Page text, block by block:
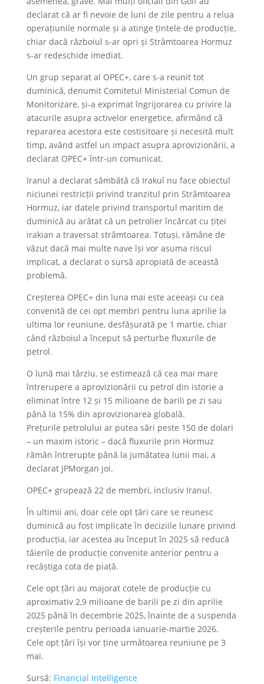
declarat că ar fi nevoie de luni de zile pentru a relua
operațiunile normale și a atinge țintele de producție,
chiar dacă războiul s-ar opri și Strâmtoarea Hormuz
s-ar redeschide imediat.
Un grup separat al OPEC+, care s-a reunit tot
duminică, denumit Comitetul Ministerial Comun de
Monitorizare, și-a exprimat îngrijorarea cu privire la
atacurile asupra activelor energetice, afirmând că
repararea acestora este costisitoare și necesită mult
timp, având astfel un impact asupra aprovizionării, a
declarat OPEC+ într-un comunicat.
Iranul a declarat sâmbătă că Irakul nu face obiectul
niciunei restricții privind tranzitul prin Strâmtoarea
Hormuz, iar datele privind transportul maritim de
duminică au arătat că un petrolier încărcat cu țiței
irakian a traversat strâmtoarea. Totuși, rămâne de
văzut dacă mai multe nave își vor asuma riscul
implicat, a declarat o sursă apropiată de această
problemă.
Creșterea OPEC+ din luna mai este aceeași cu cea
convenită de cei opt membri pentru luna aprilie la
ultima lor reuniune, desfășurată pe 1 martie, chiar
când războiul a început să perturbe fluxurile de
petrol.
O lună mai târziu, se estimează că cea mai mare
întrerupere a aprovizionării cu petrol din istorie a
eliminat între 12 și 15 milioane de barili pe zi sau
până la 15% din aprovizionarea globală.
Prețurile petrolului ar putea sări peste 150 de dolari
– un maxim istoric – dacă fluxurile prin Hormuz
rămân întrerupte până la jumătatea lunii mai, a
declarat JPMorgan joi.
OPEC+ grupează 22 de membri, inclusiv Iranul.
În ultimii ani, doar cele opt țări care se reunesc
duminică au fost implicate în deciziile lunare privind
producția, iar acestea au început în 2025 să reducă
tăierile de producție convenite anterior pentru a
recâștiga cota de piață.
Cele opt țări au majorat cotele de producție cu
aproximativ 2,9 milioane de barili pe zi din aprilie
2025 până în decembrie 2025, înainte de a suspenda
creșterile pentru perioada ianuarie-martie 2026.
Cele opt țări își vor ține următoarea reuniune pe 3
mai.
Sursă: Financial Intelligence